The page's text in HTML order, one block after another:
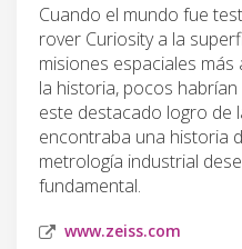
Cuando el mundo fue
rover Curiosity a la
misiones espaciales
la historia, pocos
este destacado logro de
encontraba una historia
metrología industrial
fundamental.
www.zeiss.com